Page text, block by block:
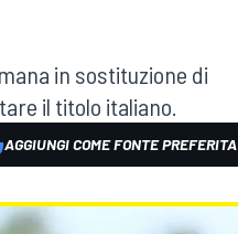
in sostituzione di
il titolo italiano.
AGGIUNGI COME FONTE PREFERITA